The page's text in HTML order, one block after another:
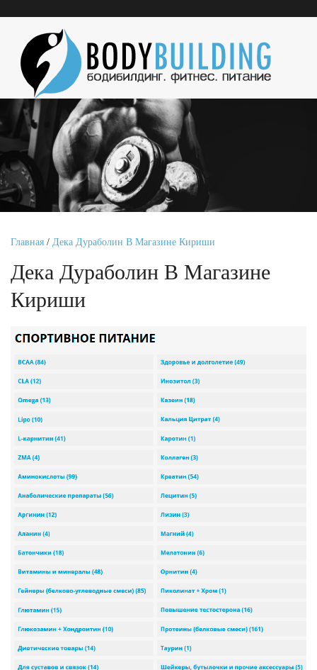
Главная / Дека Дураболин В Магазине Кириши
Дека Дураболин В Магазине
Кириши